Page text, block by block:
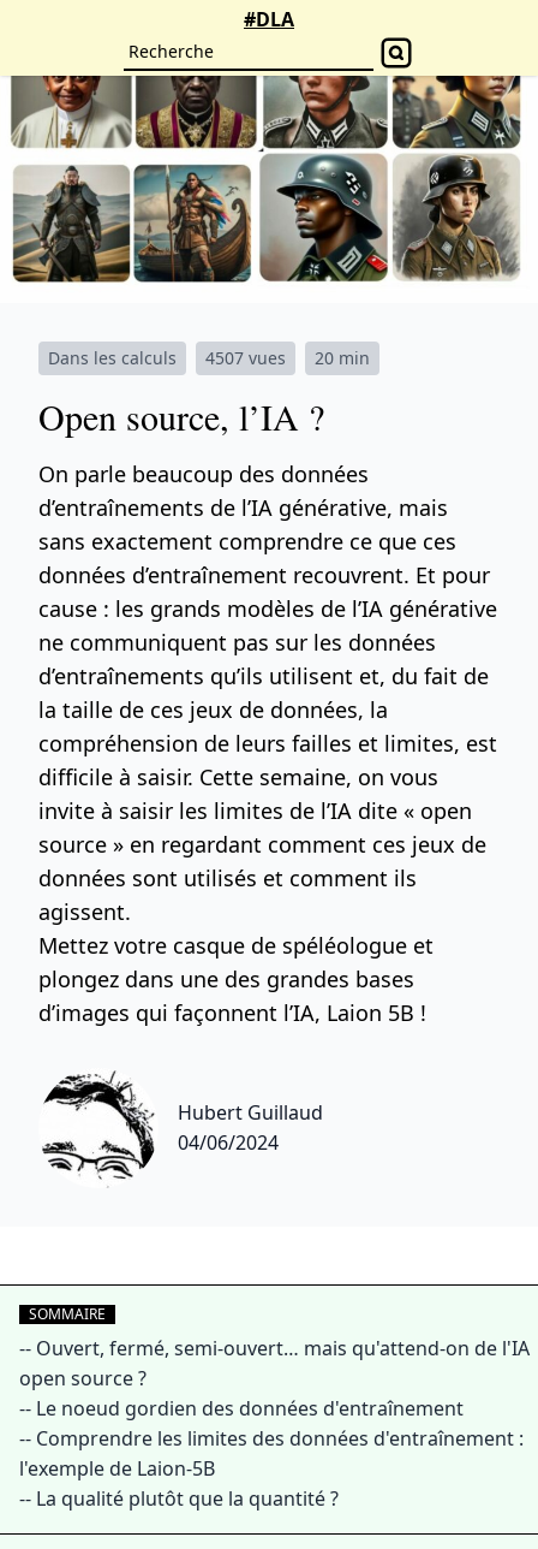
#DLA
Dans les calculs 4507 vues 20 min
Open source, l’IA ?
On parle beaucoup des données
d’entraînements de l’IA générative, mais
sans exactement comprendre ce que ces
données d’entraînement recouvrent. Et pour
cause : les grands modèles de l’IA générative
ne communiquent pas sur les données
d’entraînements qu’ils utilisent et, du fait de
la taille de ces jeux de données, la
compréhension de leurs failles et limites, est
difficile à saisir. Cette semaine, on vous
invite à saisir les limites de l’IA dite « open
source » en regardant comment ces jeux de
données sont utilisés et comment ils
agissent.
Mettez votre casque de spéléologue et
plongez dans une des grandes bases
d’images qui façonnent l’IA, Laion 5B !
Hubert Guillaud
04/06/2024
SOMMAIRE
-- Ouvert, fermé, semi-ouvert… mais qu'attend-on de l'IA
open source ?
-- Le noeud gordien des données d'entraînement
-- Comprendre les limites des données d'entraînement :
l'exemple de Laion-5B
-- La qualité plutôt que la quantité ?